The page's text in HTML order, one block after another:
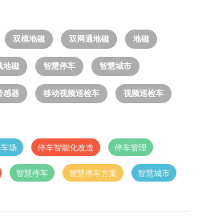
双模地磁 双网通地磁 地磁
地磁 智慧停车 智慧城市
感器 移动视频巡检车 视频巡检车
场 停车智能化改造 停车管理
智慧停车 智慧停车方案 智慧城市